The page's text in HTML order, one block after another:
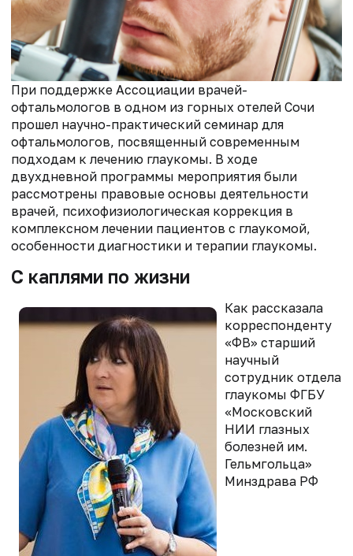
При поддержке Ассоциации врачей-
офтальмологов в одном из горных отелей Сочи
прошел научно-практический семинар для
офтальмологов, посвященный современным
подходам к лечению глаукомы. В ходе
двухдневной программы мероприятия были
рассмотрены правовые основы деятельности
врачей, психофизиологическая коррекция в
комплексном лечении пациентов с глаукомой,
особенности диагностики и терапии глаукомы.
С каплями по жизни
Как рассказала
корреспонденту
«ФВ» старший
научный
сотрудник отдела
глаукомы ФГБУ
«Московский
НИИ глазных
болезней им.
Гельмгольца»
Минздрава РФ